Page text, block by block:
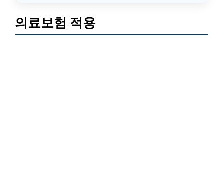
의료보험 적용